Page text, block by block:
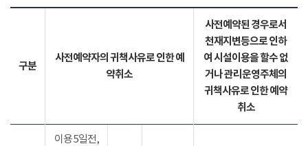
구분
사전예약자의 귀책사유로 인한 예
약취소
사전예약된 경우로서
천재지변등으로 인하
여 시설이용을 할수 없
거나 관리운영주체의
귀책사유로 인한 예약
취소
이용 5일전,